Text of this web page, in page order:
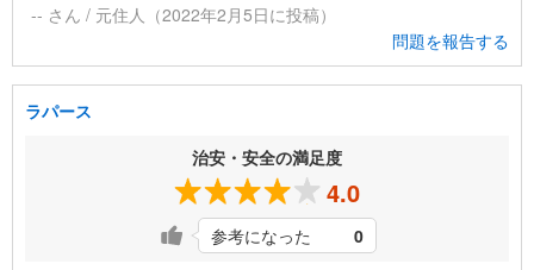
-- さん / 元住人（2022年2月5日に投稿）
問題を報告する
ラパース
治安・安全の満足度
4.0
参考になった 0